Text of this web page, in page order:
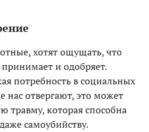
хотят ощущать, что
и одобряет.
потребность в социальных
нас отвергают, это может
травму, которая способна
самоубийству.